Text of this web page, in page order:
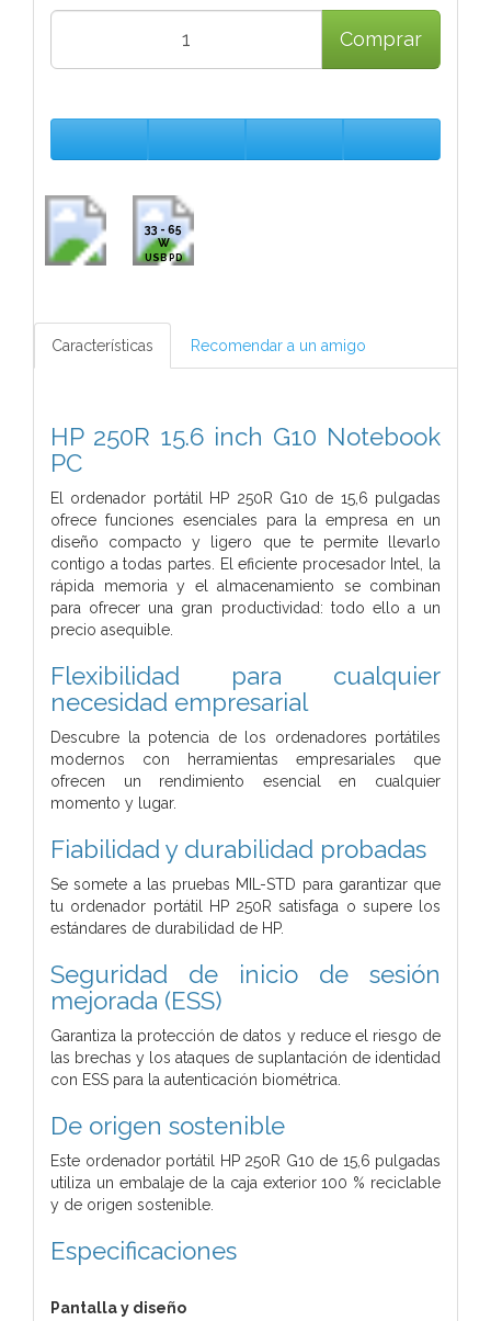
Comprar
33 - 65
W
USB PD
Características Recomendar a un amigo
HP 250R 15.6 inch G10 Notebook
PC
El ordenador portátil HP 250R G10 de 15,6 pulgadas
ofrece funciones esenciales para la empresa en un
diseño compacto y ligero que te permite llevarlo
contigo a todas partes. El eficiente procesador Intel, la
rápida memoria y el almacenamiento se combinan
para ofrecer una gran productividad: todo ello a un
precio asequible.
Flexibilidad para cualquier
necesidad empresarial
Descubre la potencia de los ordenadores portátiles
modernos con herramientas empresariales que
ofrecen un rendimiento esencial en cualquier
momento y lugar.
Fiabilidad y durabilidad probadas
Se somete a las pruebas MIL-STD para garantizar que
tu ordenador portátil HP 250R satisfaga o supere los
estándares de durabilidad de HP.
Seguridad de inicio de sesión
mejorada (ESS)
Garantiza la protección de datos y reduce el riesgo de
las brechas y los ataques de suplantación de identidad
con ESS para la autenticación biométrica.
De origen sostenible
Este ordenador portátil HP 250R G10 de 15,6 pulgadas
utiliza un embalaje de la caja exterior 100 % reciclable
y de origen sostenible.
Especificaciones
Pantalla y diseño